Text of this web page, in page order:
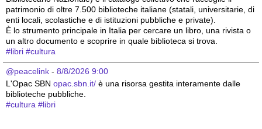
patrimonio di oltre 7.500 biblioteche italiane (statali, universitarie, di
enti locali, scolastiche e di istituzioni pubbliche e private).
È lo strumento principale in Italia per cercare un libro, una rivista o
un altro documento e scoprire in quale biblioteca si trova.
#libri #cultura
@peacelink - 8/8/2026 9:00
L'Opac SBN opac.sbn.it/ è una risorsa gestita interamente dalle
biblioteche pubbliche.
#cultura #libri